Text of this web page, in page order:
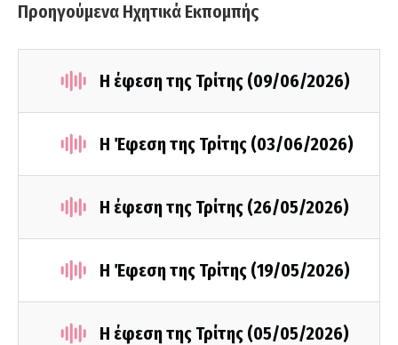
Προηγούμενα Ηχητικά Εκπομπής
Η έφεση της Τρίτης (09/06/2026)
Η Έφεση της Τρίτης (03/06/2026)
Η έφεση της Τρίτης (26/05/2026)
Η Έφεση της Τρίτης (19/05/2026)
Η έφεση της Τρίτης (05/05/2026)